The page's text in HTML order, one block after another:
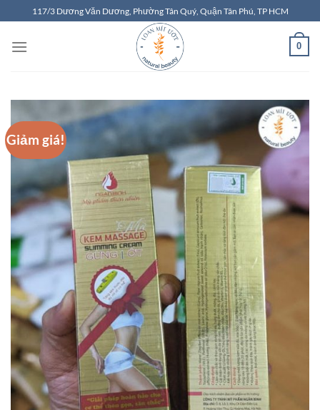
Chuyển
đến
nội
117/3 Dương Văn Dương, Phường Tân Quý, Quận Tân Phú, TP HCM
0
Giảm giá!